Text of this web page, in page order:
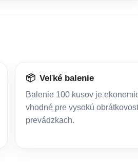
📦 Veľké balenie
Balenie 100 kusov je
vhodné pre vysokú
prevádzkach.